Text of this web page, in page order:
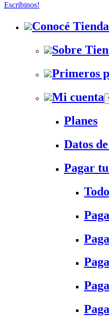
Escribinos!
Conocé
Sobre
Primeros
Mi cuenta
Planes
Datos
Pagar